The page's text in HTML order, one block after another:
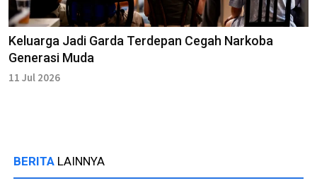
Keluarga Jadi Garda Terdepan Cegah Narkoba
Generasi Muda
11 Jul 2026
BERITA LAINNYA